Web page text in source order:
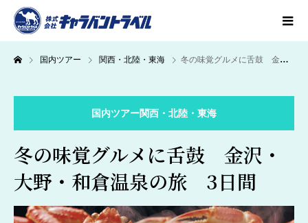
国内ツアー 関西・北陸・東海 冬の味覚グルメに舌鼓 金沢・大野・和倉温泉の旅 3日間
国内ツアー関西・北陸・東海
冬の味覚グルメに舌鼓 金沢・
大野・和倉温泉の旅 3日間